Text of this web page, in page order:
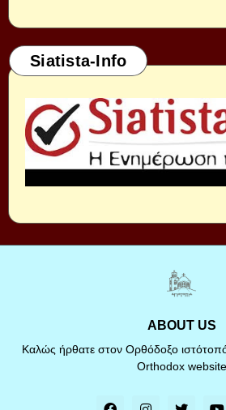
Siatista-Info
ABOUT US
Καλώς ήρθατε στον Ορθόδοξο
Orthodox website